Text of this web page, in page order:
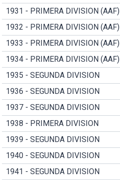
1931 - PRIMERA DIVISION (AAF)
1932 - PRIMERA DIVISION (AAF)
1933 - PRIMERA DIVISION (AAF)
1934 - PRIMERA DIVISION (AAF)
1935 - SEGUNDA DIVISION
1936 - SEGUNDA DIVISION
1937 - SEGUNDA DIVISION
1938 - PRIMERA DIVISION
1939 - SEGUNDA DIVISION
1940 - SEGUNDA DIVISION
1941 - SEGUNDA DIVISION